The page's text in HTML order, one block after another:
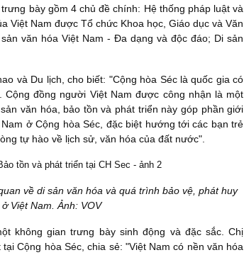
bày gồm 4 chủ đề chính: Hệ thống pháp luật và
Việt Nam được Tổ chức Khoa học, Giáo dục và Văn
văn hóa Việt Nam - Đa dạng và độc đáo; Di sản
và Du lịch, cho biết: "Cộng hòa Séc là quốc gia có
đồng người Việt Nam được công nhận là một
văn hóa, bảo tồn và phát triển này góp phần giới
ở Cộng hòa Séc, đặc biệt hướng tới các bạn trẻ
tự hào về lịch sử, văn hóa của đất nước".
về di sản văn hóa và quá trình bảo vệ, phát huy
Việt Nam. Ảnh: VOV
không gian trưng bày sinh động và đặc sắc. Chị
Cộng hòa Séc, chia sẻ: "Việt Nam có nền văn hóa